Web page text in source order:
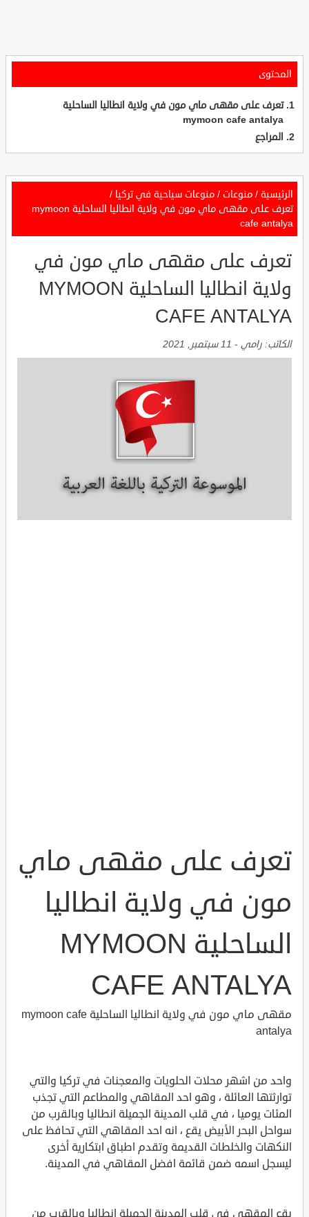
المحتوى
تعرف على مقهى ماي مون في ولاية انطاليا الساحلية
mymoon cafe antalya
المراجع
الرئيسية / منوعات / منوعات سياحية في تركيا /
تعرف على مقهى ماي مون في ولاية انطاليا الساحلية mymoon
cafe antalya
تعرف على مقهى ماي مون في
ولاية انطاليا الساحلية MYMOON
CAFE ANTALYA
الكاتب: رامي - 11 سبتمبر, 2021
تعرف على مقهى ماي
مون في ولاية انطاليا
الساحلية MYMOON
CAFE ANTALYA
مقهى ماي مون في ولاية انطاليا الساحلية mymoon cafe
antalya
واحد من اشهر محلات الحلويات والمعجنات في تركيا والتي
توارثتها العائلة ، وهو احد المقاهي والمطاعم التي تجذب
المئات يوميا ، في قلب المدينة الجميلة انطاليا وبالقرب من
سواحل البحر الأبيض يقع ، انه احد المقاهي التي تحافظ على
النكهات والخلطات القديمة وتقدم اطباق ابتكارية أخرى
ليسجل اسمه ضمن قائمة افضل المقاهي في المدينة.
يقع المقهى في قلب المدينة الجميلة انطاليا وبالقرب من